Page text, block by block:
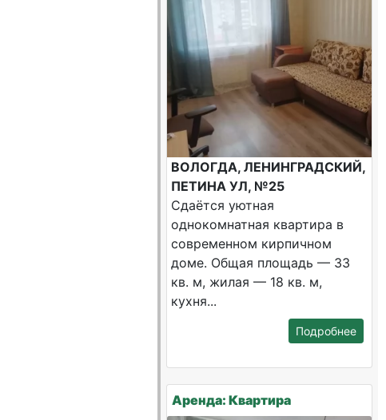
ВОЛОГДА, ЛЕНИНГРАДСКИЙ,
ПЕТИНА УЛ, №25
Сдаётся уютная
однокомнатная квартира в
современном кирпичном
доме. Общая площадь — 33
кв. м, жилая — 18 кв. м,
кухня...
Подробнее
Аренда: Квартира